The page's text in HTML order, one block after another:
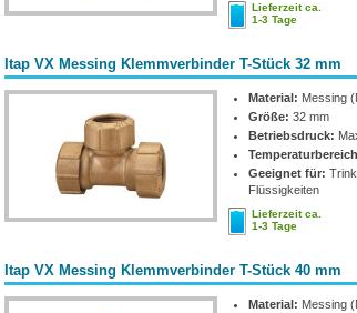
Lieferzeit ca.
1-3 Tage
Itap VX Messing Klemmverbinder T-Stück 32 mm
Material: Messing
Größe: 32 mm
Betriebsdruck:
Geeignet für:
Flüssigkeiten
Lieferzeit ca.
1-3 Tage
Itap VX Messing Klemmverbinder T-Stück 40 mm
Material: Messing